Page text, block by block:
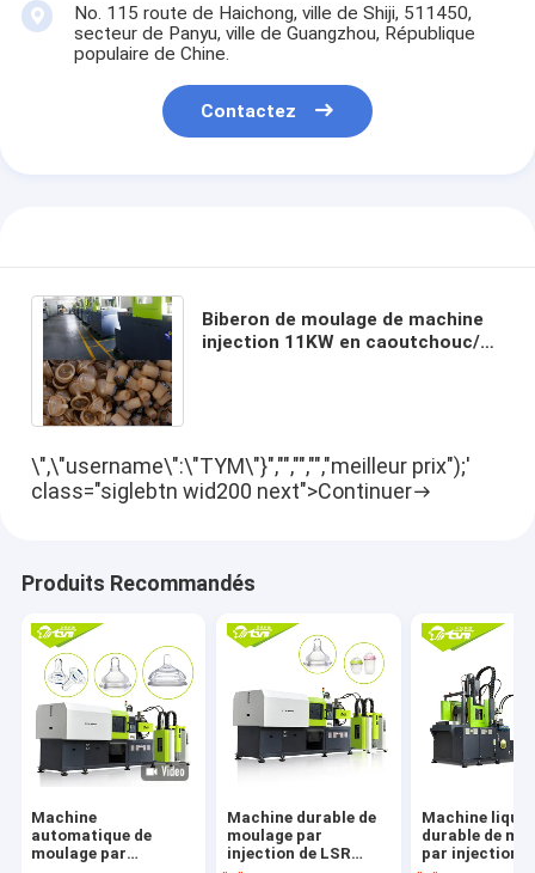
No. 115 route de Haichong, ville de Shiji, 511450,
secteur de Panyu, ville de Guangzhou, République
populaire de Chine.
Contactez
Biberon de moulage de machine
injection 11KW en caoutchouc/de
\",\"username\":\"TYM\"}","","","","meilleur prix");'
class="siglebtn wid200 next">Continuer
Produits Recommandés
Machine
automatique de
moulage par
Machine durable de
moulage par
injection de LSR
Machine
durable de
par injection